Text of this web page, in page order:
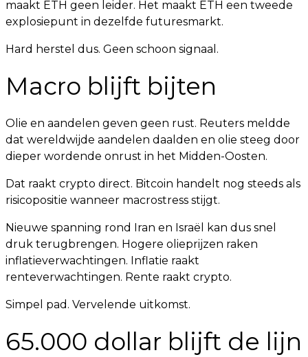
maakt ETH geen leider. Het maakt ETH een tweede
explosiepunt in dezelfde futuresmarkt.
Hard herstel dus. Geen schoon signaal.
Macro blijft bijten
Olie en aandelen geven geen rust. Reuters meldde
dat wereldwijde aandelen daalden en olie steeg door
dieper wordende onrust in het Midden-Oosten.
Dat raakt crypto direct. Bitcoin handelt nog steeds als
risicopositie wanneer macrostress stijgt.
Nieuwe spanning rond Iran en Israël kan dus snel
druk terugbrengen. Hogere olieprijzen raken
inflatieverwachtingen. Inflatie raakt
renteverwachtingen. Rente raakt crypto.
Simpel pad. Vervelende uitkomst.
65.000 dollar blijft de lijn